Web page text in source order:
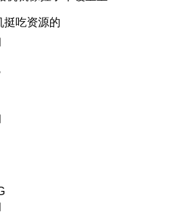
挺吃资源的